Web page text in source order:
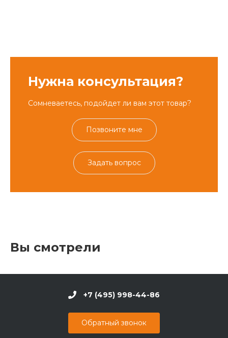
Нужна консультация?
Сомневаетесь, подойдет ли вам этот товар?
Позвоните мне
Задать вопрос
Вы смотрели
+7 (495) 998-44-86
Обратный звонок